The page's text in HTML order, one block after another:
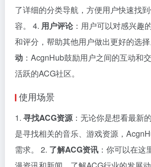
了详细的分类导航，方便用户快速找
容。 4. 用户评论：用户可以对感兴趣
和评分，帮助其他用户做出更好的选
动 ：AcgnHub鼓励用户之间的互动和
活跃的ACG社区。
使用场景
1. 寻找ACG资源：无论你是想看最新
是寻找相关的音乐、游戏资源，
需求。 2. 了解ACG资讯 ：你可以在这